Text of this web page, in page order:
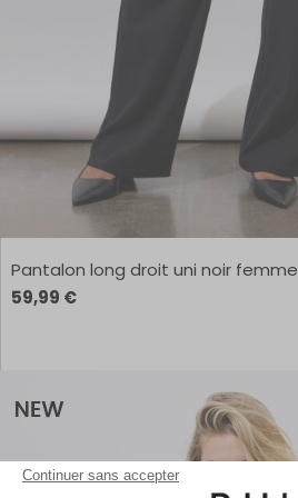
Pantalon long droit uni noir femme
59,99 €
Continuer sans accepter